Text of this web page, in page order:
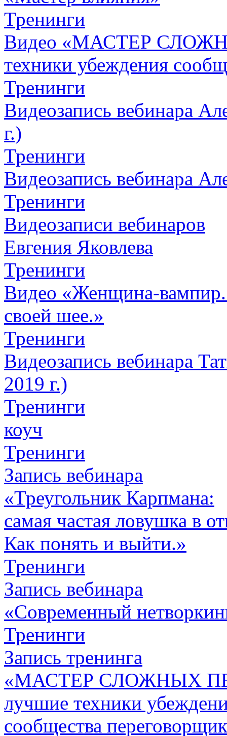
Тренинги
Видео «МАСТЕР
техники убеждения
Тренинги
Видеозапись вебинара
г.)
Тренинги
Видеозапись вебинара
Тренинги
Видеозаписи вебинаров
Евгения Яковлева
Тренинги
Видео «Женщина-вампир.
своей шее.»
Тренинги
Видеозапись вебинара
2019 г.)
Тренинги
коуч
Тренинги
Запись вебинара
«Треугольник Карпмана:
самая частая ловушка в
Как понять и выйти.»
Тренинги
Запись вебинара
«Современный
Тренинги
Запись тренинга
«МАСТЕР СЛОЖНЫХ
лучшие техники
сообщества